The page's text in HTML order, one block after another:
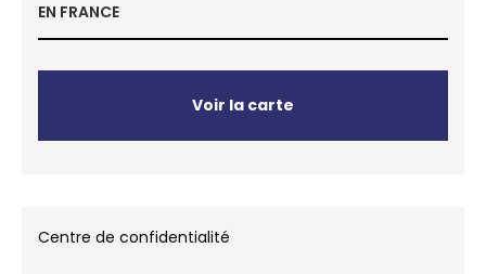
EN FRANCE
Voir la carte
Centre de confidentialité